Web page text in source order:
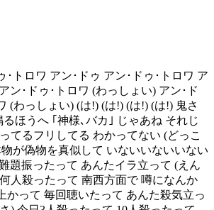
･トロワ アン･ドゥ アン･ドゥ･トロワ ア
ン･ドゥ･トロワ (わっしょい) アン･ド
(わっしょい) (は!) (は!) (は!) (は!) 鬼さ
るほうへ ｢神様､バカ｣ じゃあね それじ
てるフリしてる わかってない (どっこ
物が偽物を真似して いないいないいない
題振ったって あんたイラ立って (えん
人殺ったって 南西方面で 噂になんか
かって 毎回聴いたって あんた殺気立っ